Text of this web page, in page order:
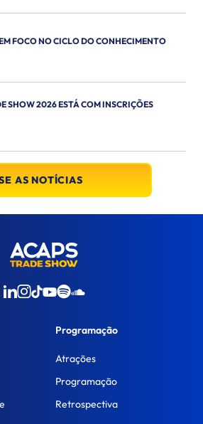
FOCO NO CICLO DO CONHECIMENTO
SHOW 2026 ESTÁ COM INSCRIÇÕES
AS NOTÍCIAS
Programação
Atrações
Programação
Retrospectiva